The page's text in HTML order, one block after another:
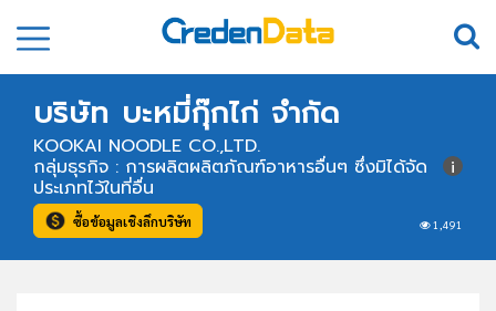
บริษัท บะหมี่กุ๊กไก่ จำกัด
KOOKAI NOODLE CO.,LTD.
1,491
กลุ่มธุรกิจ : การผลิตผลิตภัณฑ์อาหารอื่นๆ ซึ่งมิได้จัด
ประเภทไว้ในที่อื่น
ซื้อข้อมูลเชิงลึกบริษัท